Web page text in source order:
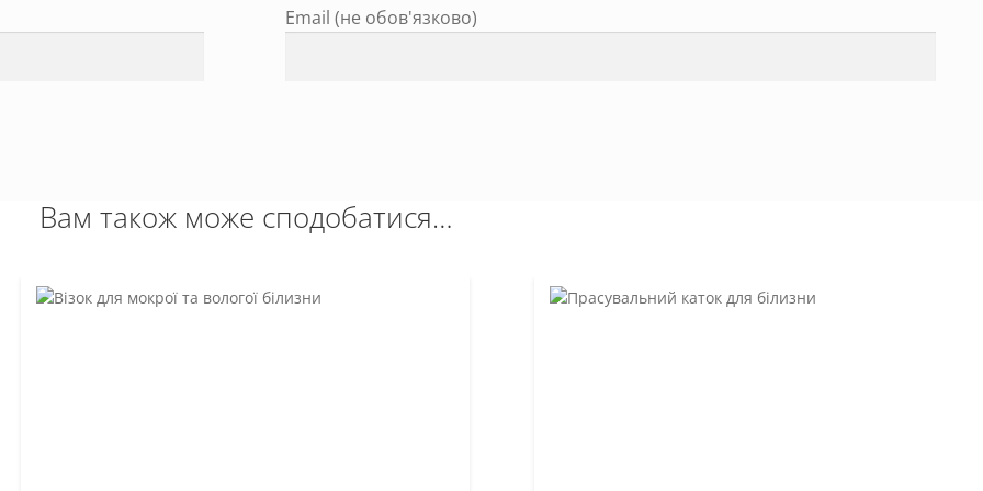
Email (не обов'язково)
Вам також може сподобатися…